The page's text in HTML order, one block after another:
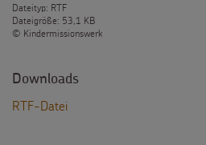
Dateityp: RTF
Dateigröße: 53,1 KB
© Kindermissionswerk
Downloads
RTF-Datei